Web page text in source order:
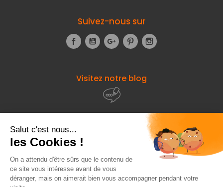
Suivez-nous sur
FacebookYouTubeGoogle+Pinterest
Visitez notre blog
À propos de
Fourniresto